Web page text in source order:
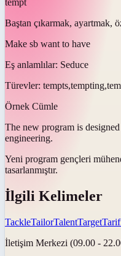
Baştan çıkarmak, ayartmak,
Make sb want to have
Eş anlamlılar: Seduce
Türevler:
Örnek Cümle
The new program is
engineering.
Yeni program gençleri
tasarlanmıştır.
İlgili Kelimeler
TackleTailorTalentTarget
İletişim Merkezi (09.00 -